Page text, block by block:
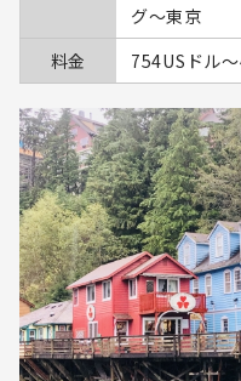
グ～東京
料金
754USドル